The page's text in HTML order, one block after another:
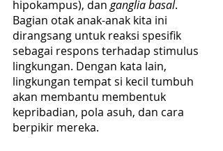
hipokampus), dan ganglia basal.
Bagian otak anak-anak kita ini
dirangsang untuk reaksi spesifik
sebagai respons terhadap stimulus
lingkungan. Dengan kata lain,
lingkungan tempat si kecil tumbuh
akan membantu membentuk
kepribadian, pola asuh, dan cara
berpikir mereka.